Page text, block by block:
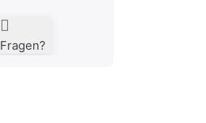
Fragen?